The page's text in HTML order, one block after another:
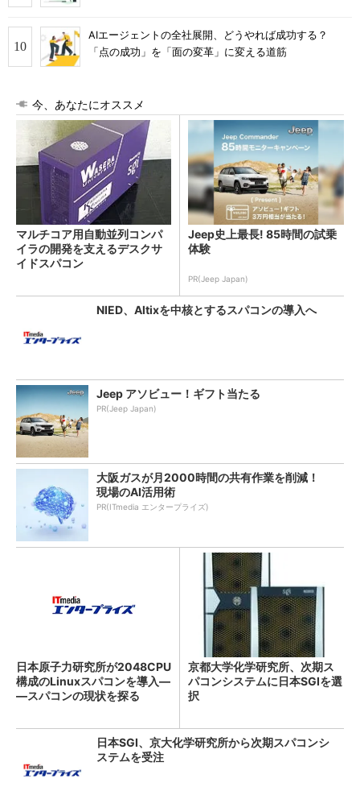
AIエージェントの全社展開、どうやれば成功する？
「点の成功」を「面の変革」に変える道筋
今、あなたにオススメ
マルチコア用自動並列コンパ
イラの開発を支えるデスクサ
イドスパコン
Jeep史上最長! 85時間の試乗
体験
PR(Jeep Japan)
NIED、Altixを中核とするスパコンの導入へ
Jeep アソビュー！ギフト当たる
PR(Jeep Japan)
大阪ガスが月2000時間の共有作業を削減！
現場のAI活用術
PR(ITmedia エンタープライズ)
日本原子力研究所が2048CPU
構成のLinuxスパコンを導入―
―スパコンの現状を探る
京都大学化学研究所、次期ス
パコンシステムに日本SGIを選
択
日本SGI、京大化学研究所から次期スパコンシ
ステムを受注